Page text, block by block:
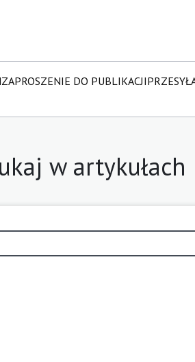
ZAPROSZENIE DO PUBLIKACJI
w artykułach